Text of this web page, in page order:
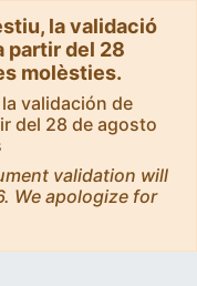
la validació
partir del 28
molèsties.
validación de
del 28 de agosto
validation will
We apologize for